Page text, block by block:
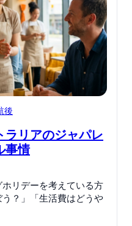
後
ラリアのジャパレ
事情
リデーを考えている方
？」「生活費はどうや